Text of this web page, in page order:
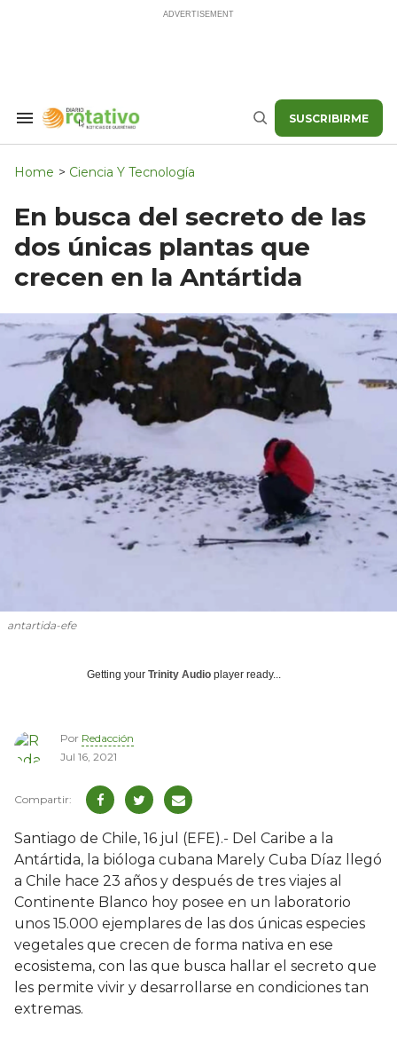
Search
Navigation
Buscar SUSCRIBIRME
Home > Ciencia Y Tecnología
En busca del secreto de las
dos únicas plantas que
crecen en la Antártida
antartida-efe
Getting your Trinity Audio player ready...
Por Redacción
Jul 16, 2021
Santiago de Chile, 16 jul (EFE).- Del Caribe a la
Antártida, la bióloga cubana Marely Cuba Díaz llegó
a Chile hace 23 años y después de tres viajes al
Continente Blanco hoy posee en un laboratorio
unos 15.000 ejemplares de las dos únicas especies
vegetales que crecen de forma nativa en ese
ecosistema, con las que busca hallar el secreto que
les permite vivir y desarrollarse en condiciones tan
extremas.